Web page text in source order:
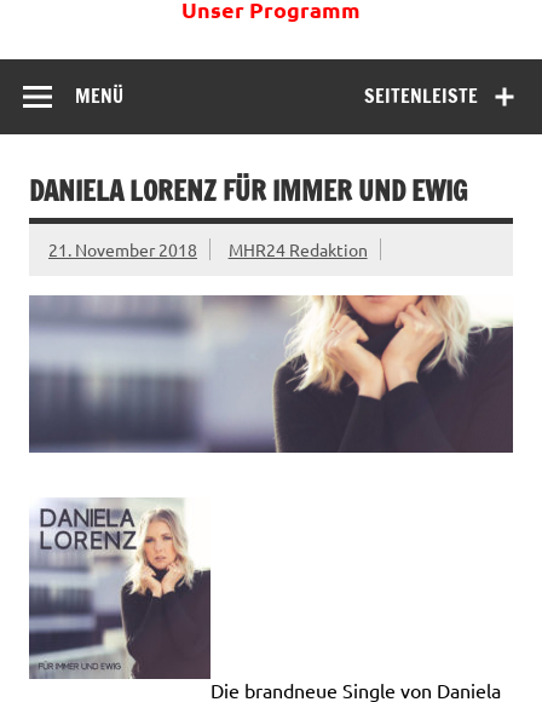
Unser Programm
SEITENLEISTE
MENÜ
DANIELA LORENZ FÜR IMMER UND EWIG
21. November 2018 MHR24 Redaktion
Die brandneue Single von Daniela